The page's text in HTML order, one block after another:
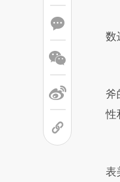
数
斧
性
表